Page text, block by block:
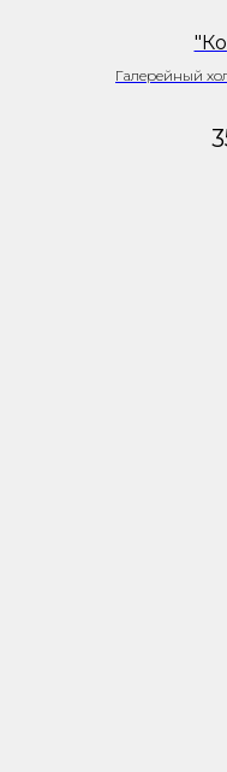
Галерейный